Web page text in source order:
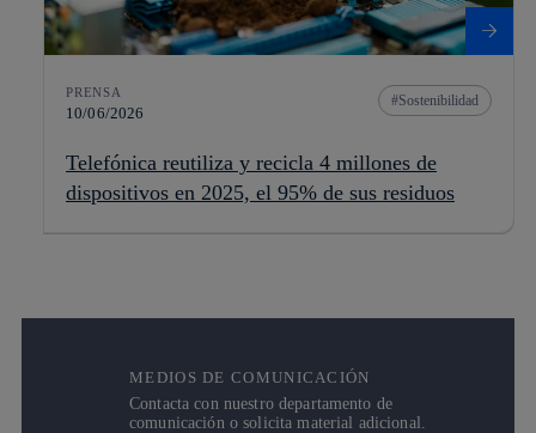
PRENSA
10/06/2026
Sostenibilidad
Telefónica reutiliza y recicla 4 millones de
dispositivos en 2025, el 95% de sus residuos
MEDIOS DE COMUNICACIÓN
Contacta con nuestro departamento de
comunicación o solicita material adicional.